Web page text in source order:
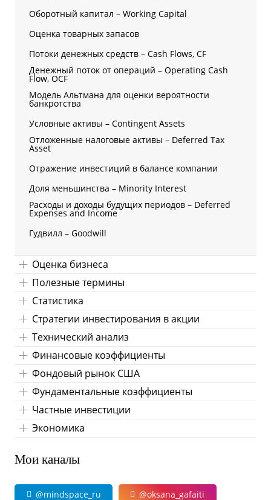
Оборотный капитал – Working Capital
Оценка товарных запасов
Потоки денежных средств – Cash Flows, CF
Денежный поток от операций – Operating Cash
Flow, OCF
Модель Альтмана для оценки вероятности
банкротства
Условные активы – Contingent Assets
Отложенные налоговые активы – Deferred Tax
Asset
Отражение инвестиций в балансе компании
Доля меньшинства – Minority Interest
Расходы и доходы будущих периодов – Deferred
Expenses and Income
Гудвилл – Goodwill
Оценка бизнеса
Полезные термины
Статистика
Стратегии инвестирования в акции
Технический анализ
Финансовые коэффициенты
Фондовый рынок США
Фундаментальные коэффициенты
Частные инвестиции
Экономика
Мои каналы
@mindspace_ru @oksana_gafaiti